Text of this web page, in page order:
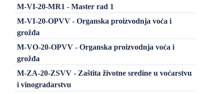
M-VI-20-MR1 - Master rad 1
M-VI-20-OPVV - Organska proizvodnja voća i
grožđa
M-VO-20-OPVV - Organska proizvodnja voća i
grožđa
M-ZA-20-ZSVV - Zaštita životne sredine u voćarstvu
i vinogradarstvu